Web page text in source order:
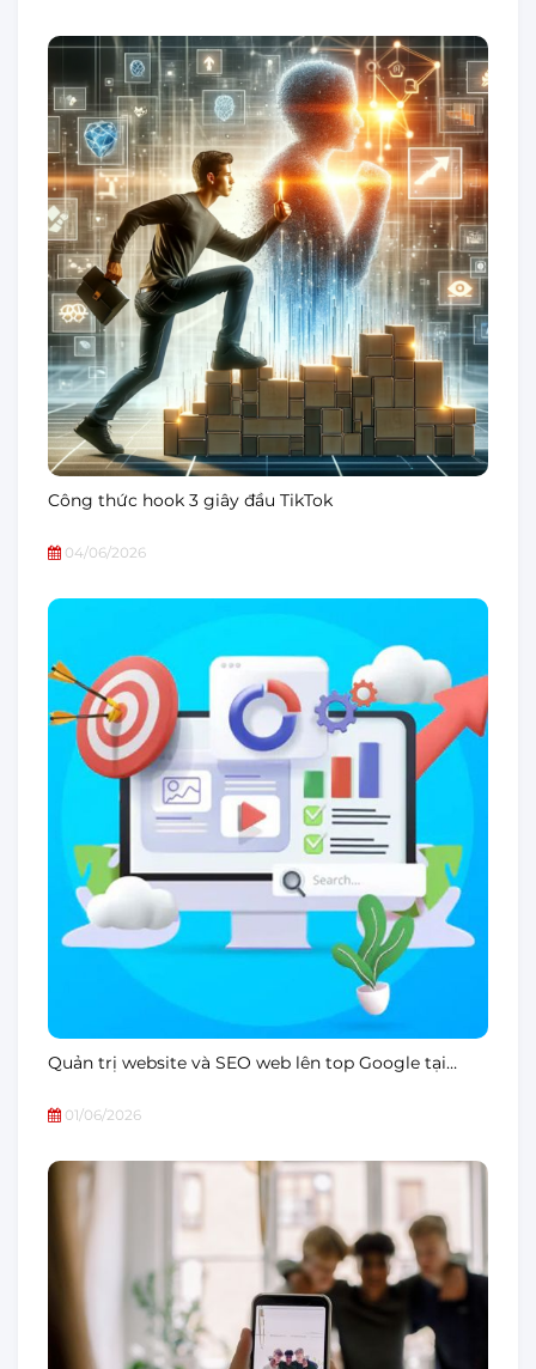
Công thức hook 3 giây đầu TikTok
04/06/2026
Quản trị website và SEO web lên top Google tại…
01/06/2026